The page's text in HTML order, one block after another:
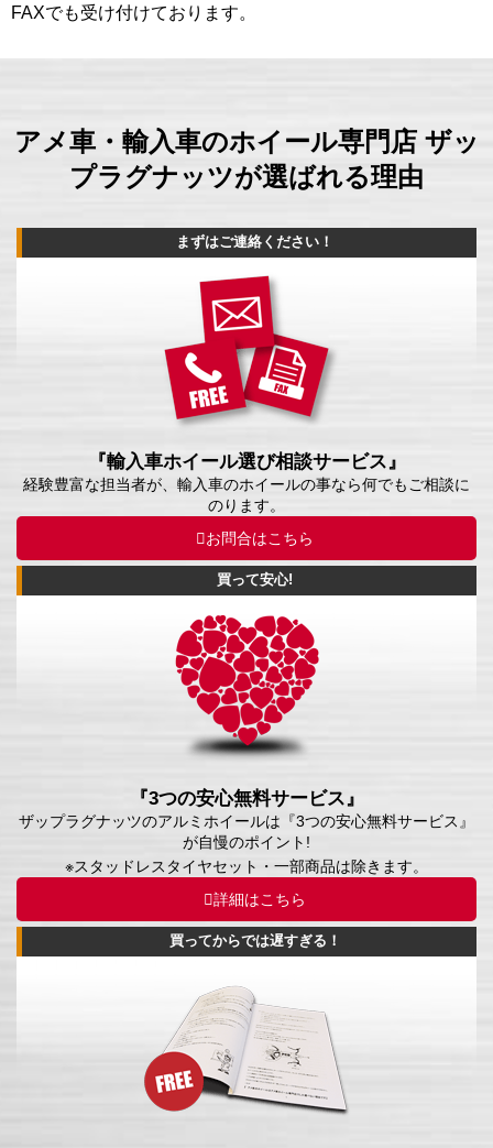
FAXでも受け付けております。
アメ車・輸入車のホイール専門店 ザッ
プラグナッツが選ばれる理由
まずはご連絡ください！
『輸入車ホイール選び相談サービス』
経験豊富な担当者が、輸入車のホイールの事なら何でもご相談に
のります。
お問合はこちら
買って安心!
『3つの安心無料サービス』
ザップラグナッツのアルミホイールは『3つの安心無料サービス』
が自慢のポイント!
※スタッドレスタイヤセット・一部商品は除きます。
詳細はこちら
買ってからでは遅すぎる！